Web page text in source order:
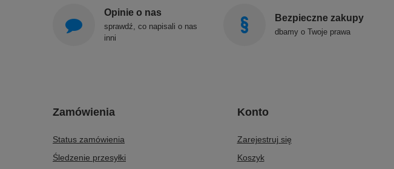
Opinie o nas
sprawdź, co napisali o nas
inni
Bezpieczne zakupy
dbamy o Twoje prawa
Zamówienia
Status zamówienia
Śledzenie przesyłki
Konto
Zarejestruj się
Koszyk